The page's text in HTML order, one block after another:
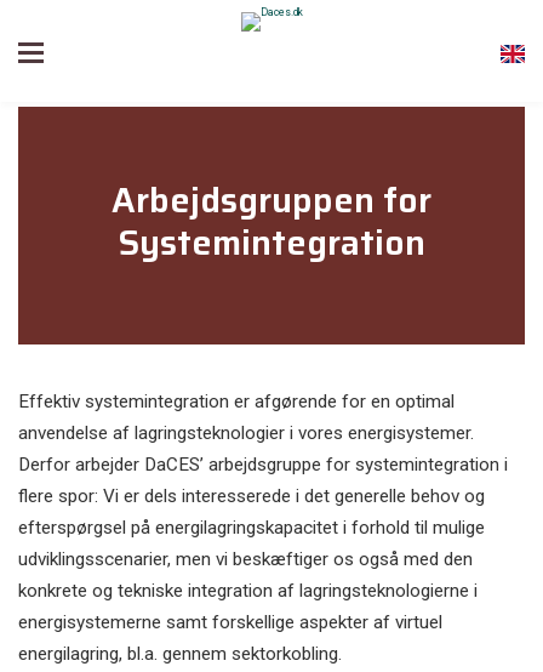
Arbejdsgruppen for
Systemintegration
Effektiv systemintegration er afgørende for en optimal
anvendelse af lagringsteknologier i vores energisystemer.
Derfor arbejder DaCES’ arbejdsgruppe for systemintegration i
flere spor: Vi er dels interesserede i det generelle behov og
efterspørgsel på energilagringskapacitet i forhold til mulige
udviklingsscenarier, men vi beskæftiger os også med den
konkrete og tekniske integration af lagringsteknologierne i
energisystemerne samt forskellige aspekter af virtuel
energilagring, bl.a. gennem sektorkobling.